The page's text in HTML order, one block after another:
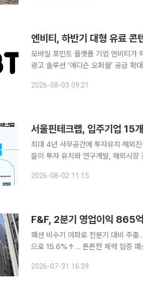
엔비티, 하반기 대형 유료 콘
모바일 포인트 플랫폼 기업 엔비티가
광고 솔루션 ‘애디슨 오퍼월’ 공급 확
가파른 성장세를 보이면서 하반기 실
2026-08-03 09:21
최대 4년 사무공간에 투자유치·해외진출까지 맞춤 지원 서울핀테
들이 투자 유치와 연구개발, 해외시
한다고 밝혔다. 서울핀테크랩은 서울
2026-08-02 11:15
F&F, 2분기 영업이익 865
패션 비수기 여파로 전분기 대비 주
으로 15.6%↑… 튼튼한 체력 입증 패션 기업 F&F(에프앤에프)가 올 2분기 전년 동기 대비 완만한
2026-07-31 16:39